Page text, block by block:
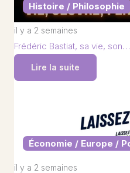
Histoire / Philosophie
il y a 2 semaines
Frédéric Bastiat, sa vie, son…
Lire la suite
Économie / Europe /
il y a 2 semaines